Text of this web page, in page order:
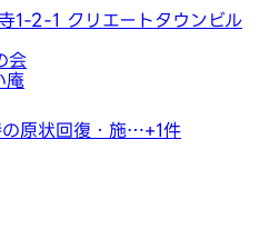
1-2-1 クリエートタウンビル
会
庵
の原状回復・施…+1件